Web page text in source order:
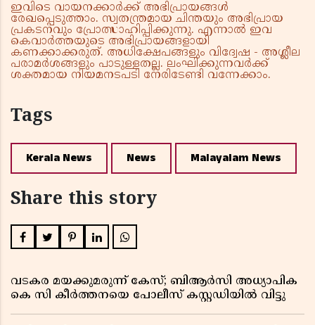
ഇവിടെ വായനക്കാർക്ക് അഭിപ്രായങ്ങൾ
രേഖപ്പെടുത്താം. സ്വതന്ത്രമായ ചിന്തയും അഭിപ്രായ
പ്രകടനവും പ്രോത്സാഹിപ്പിക്കുന്നു. എന്നാൽ ഇവ
കെവാർത്തയുടെ അഭിപ്രായങ്ങളായി
കണക്കാക്കരുത്. അധിക്ഷേപങ്ങളും വിദ്വേഷ - അശ്ലീല
പരാമർശങ്ങളും പാടുള്ളതല്ല. ലംഘിക്കുന്നവർക്ക്
ശക്തമായ നിയമനടപടി നേരിടേണ്ടി വന്നേക്കാം.
Tags
Kerala News News Malayalam News
Share this story
വടകര മയക്കുമരുന്ന് കേസ്; ബിആർസി അധ്യാപിക
കെ സി കീർത്തനയെ പോലീസ് കസ്റ്റഡിയിൽ വിട്ടു